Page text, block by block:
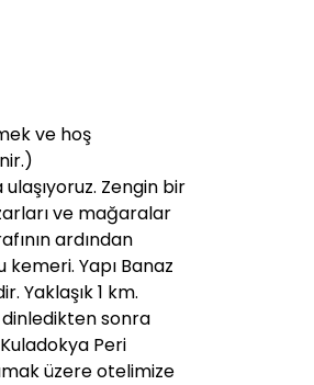
ve hoş
Zengin bir
ve mağaralar
ardından
Yapı Banaz
Yaklaşık 1 km.
dinledikten sonra
Peri
üzere otelimize